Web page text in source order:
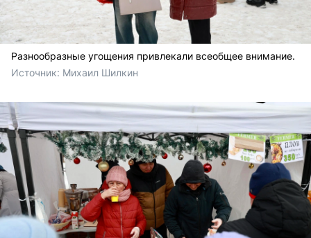
Разнообразные угощения привлекали всеобщее внимание.
Источник: Михаил Шилкин